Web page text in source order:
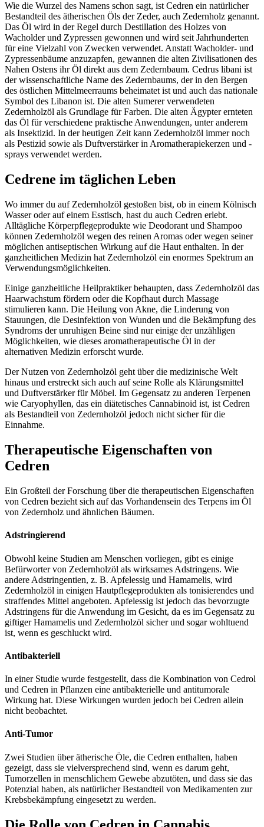
Wie die Wurzel des Namens schon sagt, ist Cedren ein natürlicher
Bestandteil des ätherischen Öls der Zeder, auch Zedernholz genannt.
Das Öl wird in der Regel durch Destillation des Holzes von
Wacholder und Zypressen gewonnen und wird seit Jahrhunderten
für eine Vielzahl von Zwecken verwendet. Anstatt Wacholder- und
Zypressenbäume anzuzapfen, gewannen die alten Zivilisationen des
Nahen Ostens ihr Öl direkt aus dem Zedernbaum. Cedrus libani ist
der wissenschaftliche Name des Zedernbaums, der in den Bergen
des östlichen Mittelmeerraums beheimatet ist und auch das nationale
Symbol des Libanon ist. Die alten Sumerer verwendeten
Zedernholzöl als Grundlage für Farben. Die alten Ägypter ernteten
das Öl für verschiedene praktische Anwendungen, unter anderem
als Insektizid. In der heutigen Zeit kann Zedernholzöl immer noch
als Pestizid sowie als Duftverstärker in Aromatherapiekerzen und -
sprays verwendet werden.
Cedrene im täglichen Leben
Wo immer du auf Zedernholzöl gestoßen bist, ob in einem Kölnisch
Wasser oder auf einem Esstisch, hast du auch Cedren erlebt.
Alltägliche Körperpflegeprodukte wie Deodorant und Shampoo
können Zedernholzöl wegen des reinen Aromas oder wegen seiner
möglichen antiseptischen Wirkung auf die Haut enthalten. In der
ganzheitlichen Medizin hat Zedernholzöl ein enormes Spektrum an
Verwendungsmöglichkeiten.
Einige ganzheitliche Heilpraktiker behaupten, dass Zedernholzöl das
Haarwachstum fördern oder die Kopfhaut durch Massage
stimulieren kann. Die Heilung von Akne, die Linderung von
Stauungen, die Desinfektion von Wunden und die Bekämpfung des
Syndroms der unruhigen Beine sind nur einige der unzähligen
Möglichkeiten, wie dieses aromatherapeutische Öl in der
alternativen Medizin erforscht wurde.
Der Nutzen von Zedernholzöl geht über die medizinische Welt
hinaus und erstreckt sich auch auf seine Rolle als Klärungsmittel
und Duftverstärker für Möbel. Im Gegensatz zu anderen Terpenen
wie Caryophyllen, das ein diätetisches Cannabinoid ist, ist Cedren
als Bestandteil von Zedernholzöl jedoch nicht sicher für die
Einnahme.
Therapeutische Eigenschaften von
Cedren
Ein Großteil der Forschung über die therapeutischen Eigenschaften
von Cedren bezieht sich auf das Vorhandensein des Terpens im Öl
von Zedernholz und ähnlichen Bäumen.
Adstringierend
Obwohl keine Studien am Menschen vorliegen, gibt es einige
Befürworter von Zedernholzöl als wirksames Adstringens. Wie
andere Adstringentien, z. B. Apfelessig und Hamamelis, wird
Zedernholzöl in einigen Hautpflegeprodukten als tonisierendes und
straffendes Mittel angeboten. Apfelessig ist jedoch das bevorzugte
Adstringens für die Anwendung im Gesicht, da es im Gegensatz zu
giftiger Hamamelis und Zedernholzöl sicher und sogar wohltuend
ist, wenn es geschluckt wird.
Antibakteriell
In einer Studie wurde festgestellt, dass die Kombination von Cedrol
und Cedren in Pflanzen eine antibakterielle und antitumorale
Wirkung hat. Diese Wirkungen wurden jedoch bei Cedren allein
nicht beobachtet.
Anti-Tumor
Zwei Studien über ätherische Öle, die Cedren enthalten, haben
gezeigt, dass sie vielversprechend sind, wenn es darum geht,
Tumorzellen in menschlichem Gewebe abzutöten, und dass sie das
Potenzial haben, als natürlicher Bestandteil von Medikamenten zur
Krebsbekämpfung eingesetzt zu werden.